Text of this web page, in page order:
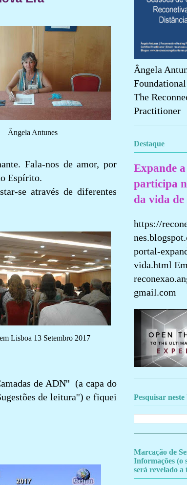
Ângela Antunes
Fala-nos de amor, por
Espírito.
se através de diferentes
Lisboa 13 Setembro 2017
de ADN'' (a capa do
de leitura'') e fiquei
Ângela
The
Practitioner
Destaque
Expande
participa
da vida
https://
portal-
vida.html
gmail.com
Pesquisar neste
Marcação de
Informações (o
será revelado a